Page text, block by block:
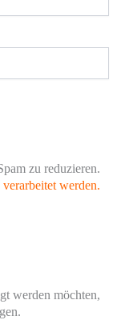
zu reduzieren.
werden.
werden möchten,